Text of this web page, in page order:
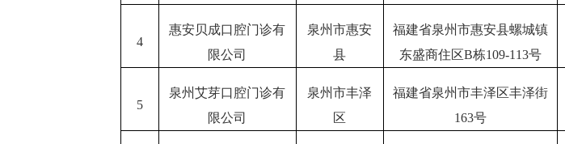
4
惠安贝成口腔门诊有
限公司
泉州市惠安
县
福建省泉州市惠安县螺城镇
东盛商住区B栋109-113号
5
泉州艾芽口腔门诊有
限公司
泉州市丰泽
区
福建省泉州市丰泽区丰泽街
163号